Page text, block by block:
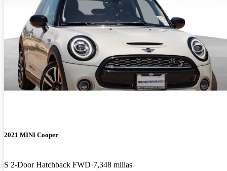
2021 MINI Cooper
S 2-Door Hatchback FWD 7,348 millas